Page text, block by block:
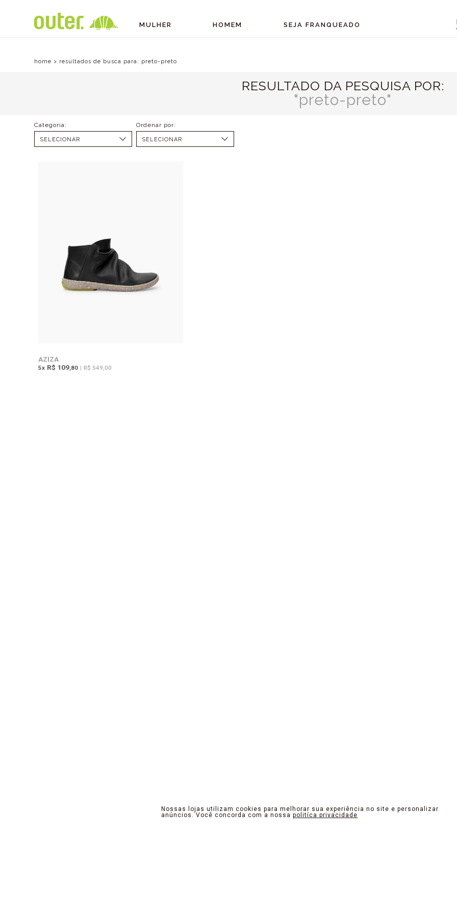
MULHER HOMEM SEJA FRANQUEADO
home > resultados de busca para: preto-preto
RESULTADO DA PESQUISA POR:
preto-preto
SELECIONAR SELECIONAR
AZIZA
5x R$ 109 ,80 | R$ 549,00
Nossas lojas utilizam cookies para melhorar sua experiência no site e personalizar
anúncios. Você concorda com a nossapolitíca privacidade